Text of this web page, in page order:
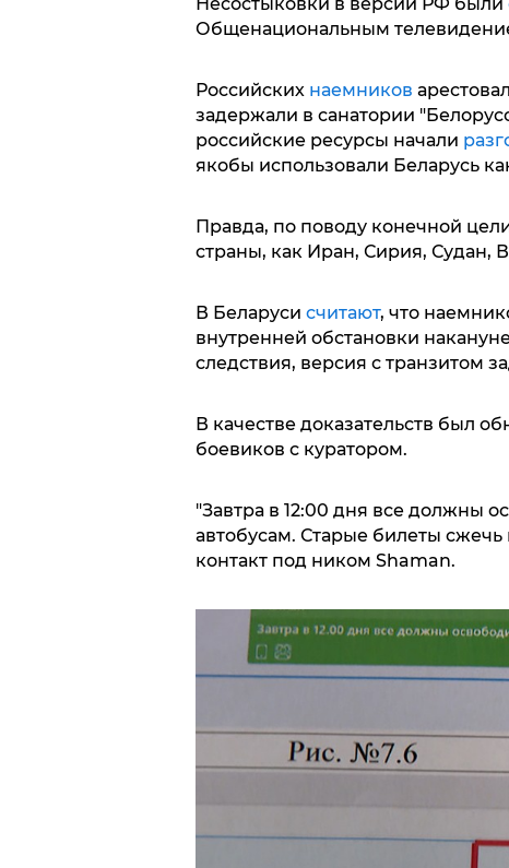
Несостыковки в версии РФ были
Общенациональным
Российских наемников
задержали в санатории
российские ресурсы начали
якобы использовали Беларусь
Правда, по поводу конечной
страны, как Иран, Сирия, Судан,
В Беларуси считают, что
внутренней обстановки
следствия, версия с транзитом
В качестве доказательств был
боевиков с куратором.
"Завтра в 12:00 дня все должны
автобусам. Старые билеты
контакт под ником Shaman.